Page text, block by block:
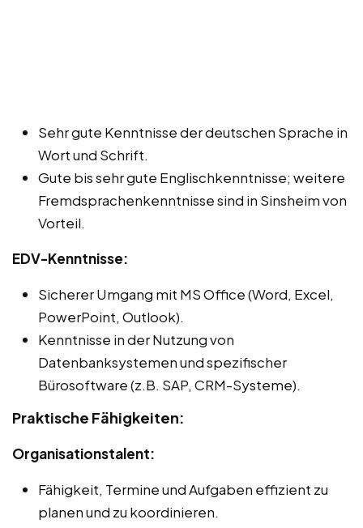
Sehr gute Kenntnisse der deutschen Sprache in
Wort und Schrift.
Gute bis sehr gute Englischkenntnisse; weitere
Fremdsprachenkenntnisse sind in Sinsheim von
Vorteil.
EDV-Kenntnisse:
Sicherer Umgang mit MS Office (Word, Excel,
PowerPoint, Outlook).
Kenntnisse in der Nutzung von
Datenbanksystemen und spezifischer
Bürosoftware (z.B. SAP, CRM-Systeme).
Praktische Fähigkeiten:
Organisationstalent:
Fähigkeit, Termine und Aufgaben effizient zu
planen und zu koordinieren.